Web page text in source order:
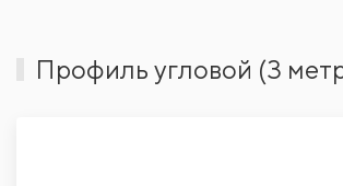
Профиль угловой (3